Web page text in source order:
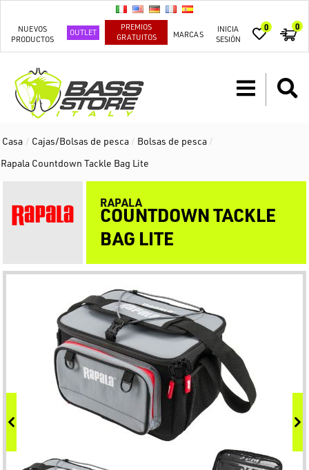
NUEVOS
PRODUCTOS
OUTLET
PREMIOS
GRATUITOS
MARCAS
INICIA
SESIÓN
0 0
Casa / Cajas/Bolsas de pesca / Bolsas de pesca /
Rapala Countdown Tackle Bag Lite
RAPALA
COUNTDOWN TACKLE
BAG LITE